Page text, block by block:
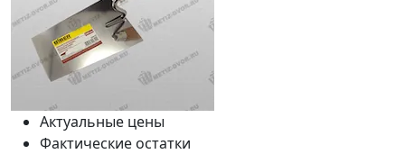
Актуальные цены
Фактические остатки